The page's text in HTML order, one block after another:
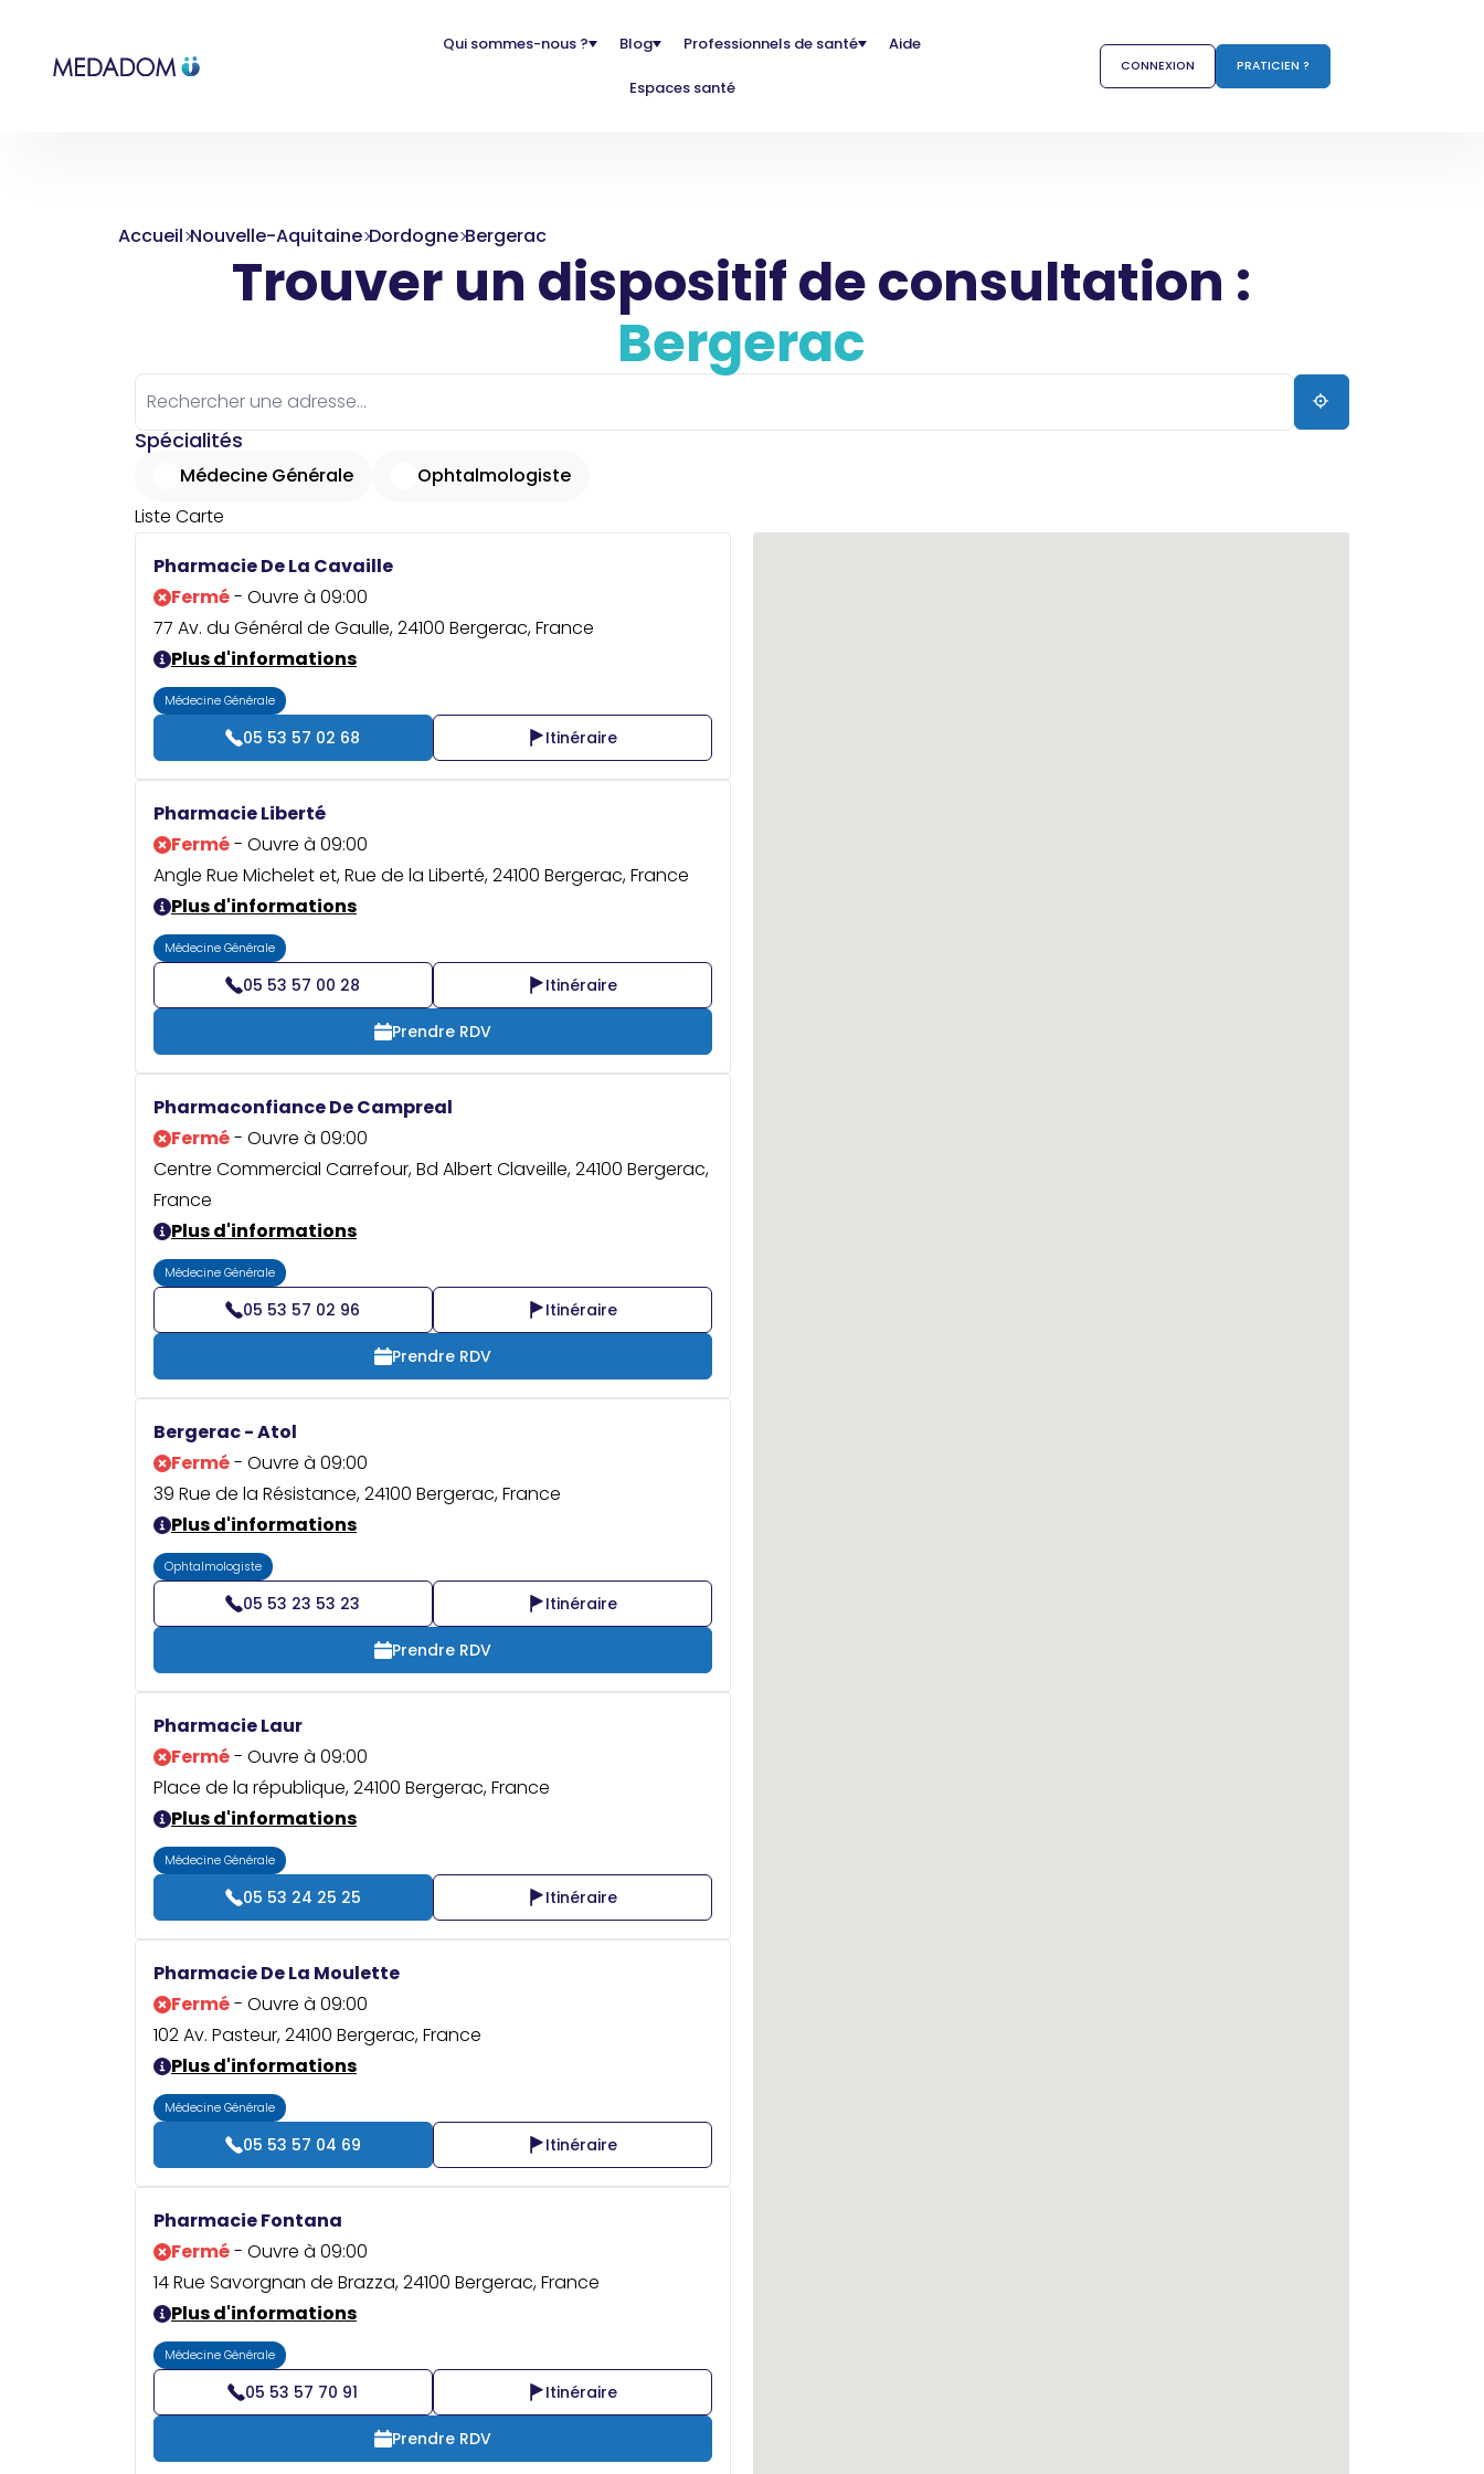
Qui sommes-nous ? Blog Professionnels de santé Aide
Espaces santé
CONNEXION PRATICIEN ?
Accueil Nouvelle-Aquitaine Dordogne Bergerac
Trouver un dispositif de consultation :
Bergerac
Spécialités
Médecine Générale
Ophtalmologiste
Liste Carte
Pharmacie De La Cavaille
Fermé- Ouvre à 09:00
77 Av. du Général de Gaulle, 24100 Bergerac, France
Plus d'informations
Médecine Générale
05 53 57 02 68 Itinéraire
Pharmacie Liberté
Fermé- Ouvre à 09:00
Angle Rue Michelet et, Rue de la Liberté, 24100 Bergerac, France
Plus d'informations
Médecine Générale
05 53 57 00 28 Itinéraire
Prendre RDV
Pharmaconfiance De Campreal
Fermé- Ouvre à 09:00
Centre Commercial Carrefour, Bd Albert Claveille, 24100 Bergerac,
France
Plus d'informations
Médecine Générale
05 53 57 02 96 Itinéraire
Prendre RDV
Bergerac - Atol
Fermé- Ouvre à 09:00
39 Rue de la Résistance, 24100 Bergerac, France
Plus d'informations
Ophtalmologiste
05 53 23 53 23 Itinéraire
Prendre RDV
Pharmacie Laur
Fermé- Ouvre à 09:00
Place de la république, 24100 Bergerac, France
Plus d'informations
Médecine Générale
05 53 24 25 25 Itinéraire
Pharmacie De La Moulette
Fermé- Ouvre à 09:00
102 Av. Pasteur, 24100 Bergerac, France
Plus d'informations
Médecine Générale
05 53 57 04 69 Itinéraire
Pharmacie Fontana
Fermé- Ouvre à 09:00
14 Rue Savorgnan de Brazza, 24100 Bergerac, France
Plus d'informations
Médecine Générale
05 53 57 70 91 Itinéraire
Prendre RDV